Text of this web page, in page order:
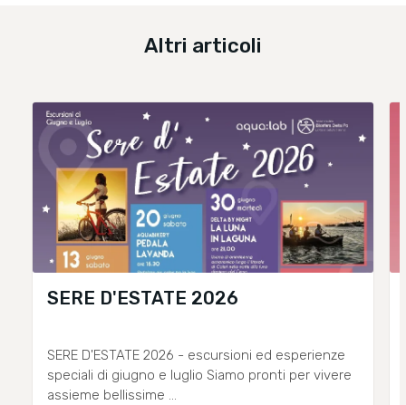
Altri articoli
SERE D'ESTATE 2026
SERE D'ESTATE 2026 - escursioni ed esperienze
speciali di giugno e luglio Siamo pronti per vivere
assieme bellissime ...